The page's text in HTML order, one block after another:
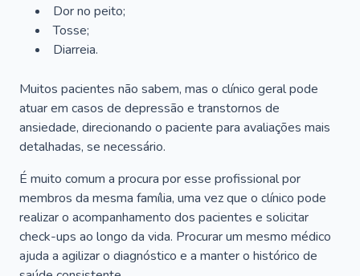
Dor no peito;
Tosse;
Diarreia.
Muitos pacientes não sabem, mas o clínico geral pode
atuar em casos de depressão e transtornos de
ansiedade, direcionando o paciente para avaliações mais
detalhadas, se necessário.
É muito comum a procura por esse profissional por
membros da mesma família, uma vez que o clínico pode
realizar o acompanhamento dos pacientes e solicitar
check-ups ao longo da vida. Procurar um mesmo médico
ajuda a agilizar o diagnóstico e a manter o histórico de